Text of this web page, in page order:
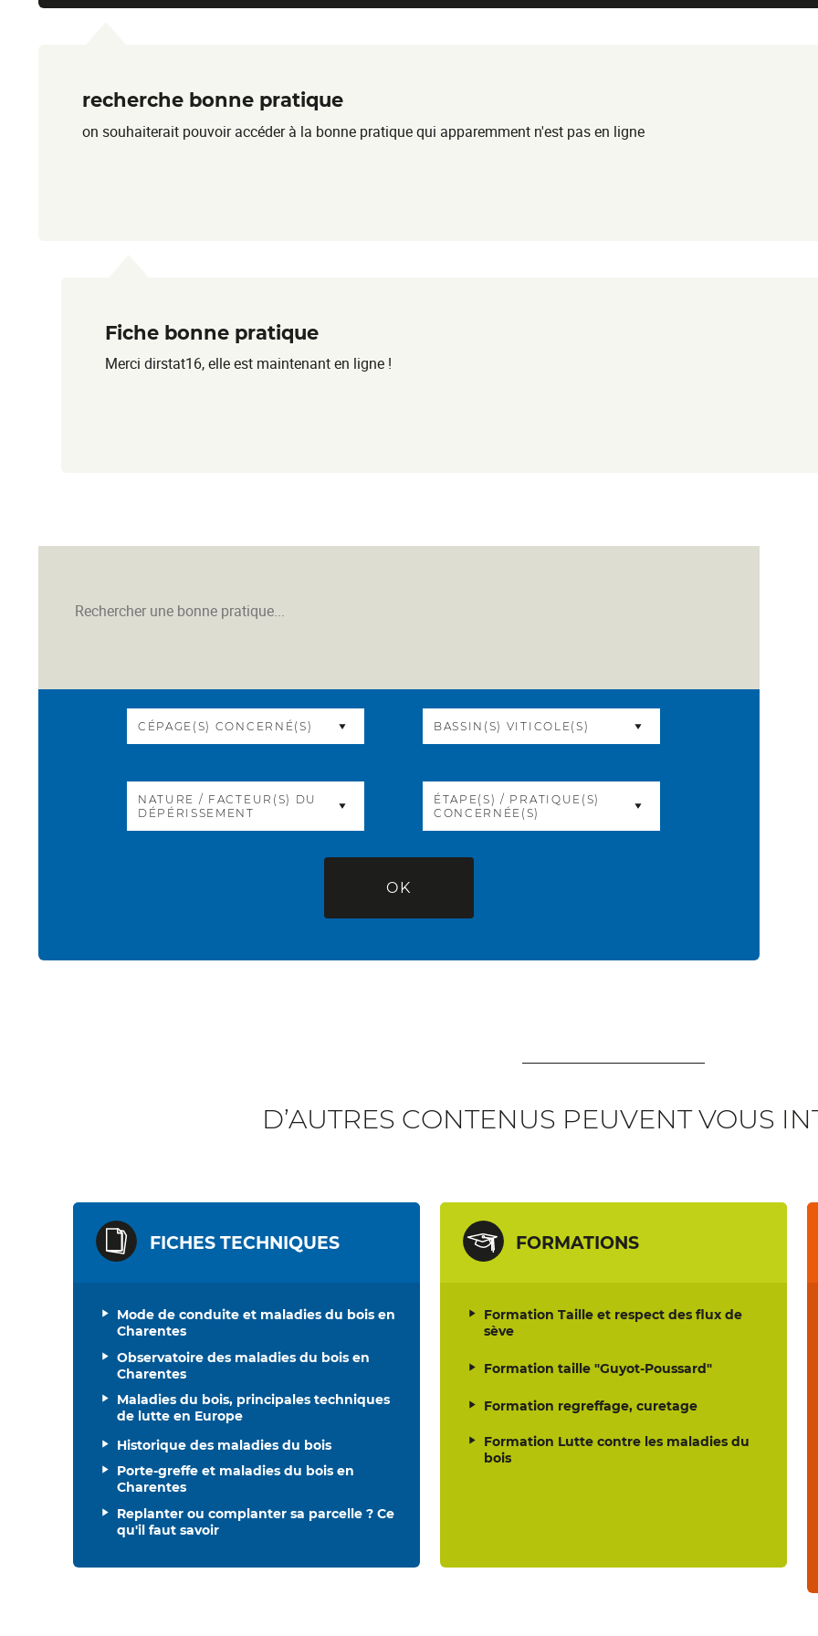
recherche bonne pratique
on souhaiterait pouvoir accéder à la bonne pratique qui apparemment n'est pas en ligne
Fiche bonne pratique
Merci dirstat16, elle est maintenant en ligne !
CÉPAGE(S) CONCERNÉ(S) BASSIN(S) VITICOLE(S)
NATURE / FACTEUR(S) DU
DÉPÉRISSEMENT
ÉTAPE(S) / PRATIQUE(S)
CONCERNÉE(S)
D’AUTRES CONTENUS PEUVENT VOUS
FICHES TECHNIQUES
Mode de conduite et maladies du bois en
Charentes
Observatoire des maladies du bois en
Charentes
Maladies du bois, principales techniques
de lutte en Europe
Historique des maladies du bois
Porte-greffe et maladies du bois en
Charentes
Replanter ou complanter sa parcelle ? Ce
qu'il faut savoir
FORMATIONS
Formation Taille et respect des flux de
sève
Formation taille "Guyot-Poussard"
Formation regreffage, curetage
Formation Lutte contre les maladies du
bois